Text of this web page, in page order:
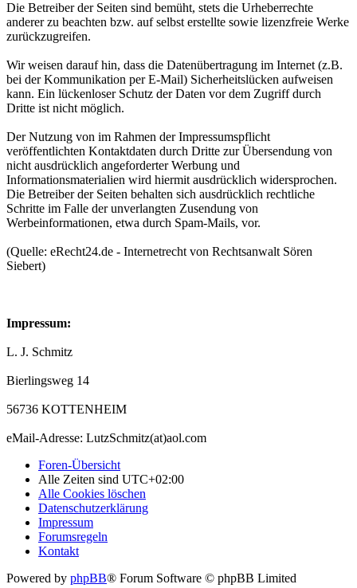
Die Betreiber der Seiten sind bemüht, stets die Urheberrechte
anderer zu beachten bzw. auf selbst erstellte sowie lizenzfreie Werke
zurückzugreifen.
Wir weisen darauf hin, dass die Datenübertragung im Internet (z.B.
bei der Kommunikation per E-Mail) Sicherheitslücken aufweisen
kann. Ein lückenloser Schutz der Daten vor dem Zugriff durch
Dritte ist nicht möglich.
Der Nutzung von im Rahmen der Impressumspflicht
veröffentlichten Kontaktdaten durch Dritte zur Übersendung von
nicht ausdrücklich angeforderter Werbung und
Informationsmaterialien wird hiermit ausdrücklich widersprochen.
Die Betreiber der Seiten behalten sich ausdrücklich rechtliche
Schritte im Falle der unverlangten Zusendung von
Werbeinformationen, etwa durch Spam-Mails, vor.
(Quelle: eRecht24.de - Internetrecht von Rechtsanwalt Sören
Siebert)
Impressum:
L. J. Schmitz
Bierlingsweg 14
56736 KOTTENHEIM
eMail-Adresse: LutzSchmitz(at)aol.com
Foren-Übersicht
Alle Zeiten sind UTC+02:00
Alle Cookies löschen
Datenschutzerklärung
Impressum
Forumsregeln
Kontakt
Powered by phpBB® Forum Software © phpBB Limited